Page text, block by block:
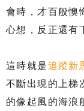
會時，才百般懊
心想，反正還有
這時就是追蹤新
不斷出現的上梯
的像起風的海浪